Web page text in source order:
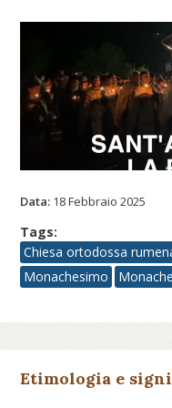
Data: 18 Febbraio 2025
Tags:
Chiesa ortodossa
Monachesimo
Etimologia e